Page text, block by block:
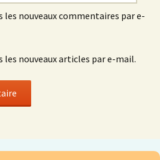
les nouveaux commentaires par e-
les nouveaux articles par e-mail.